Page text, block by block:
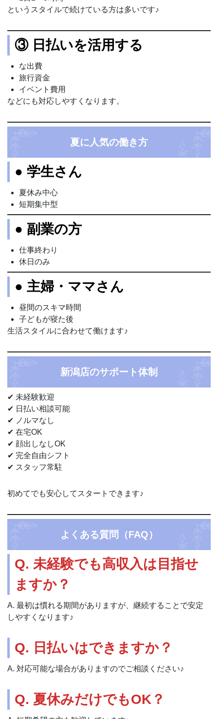
というスタイルで続けている方は多いです♪
③ 日払いを活用する
な出費
旅行資金
イベント費用
などにも対応しやすくなります。
夏に人気の働き方
● 学生さん
夏休み中心
短期集中型
● 副業の方
仕事終わり
休日のみ
● 主婦・ママさん
昼間のスキマ時間
子どもが寝た後
生活スタイルに合わせて働けます♪
新潟店のサポート体制
✔ 未経験歓迎
✔ 日払い相談可能
✔ ノルマなし
✔ 在宅OK
✔ 顔出しなしOK
✔ 完全自由シフト
✔ スタッフ常駐
初めてでも安心してスタートできます♪
よくある質問（FAQ）
Q. 未経験でも高収入は目指せ
ますか？
A. 最初は慣れる期間がありますが、継続することで安定
しやすくなります♪
Q. 日払いはできますか？
A. 対応可能な場合がありますのでご相談ください♪
Q. 夏休みだけでもOK？